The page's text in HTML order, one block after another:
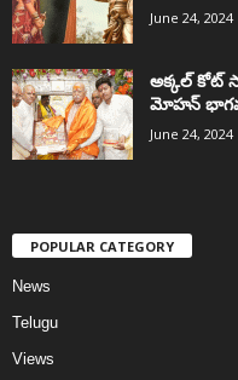
June 24, 2024
అక్కల్‌ కోట్‌
మోహన్
June 24, 2024
POPULAR CATEGORY
News
Telugu
Views